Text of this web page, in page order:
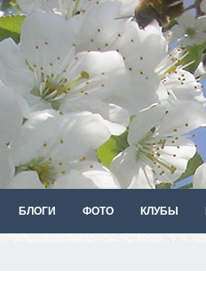
БЛОГИ ФОТО КЛУБЫ